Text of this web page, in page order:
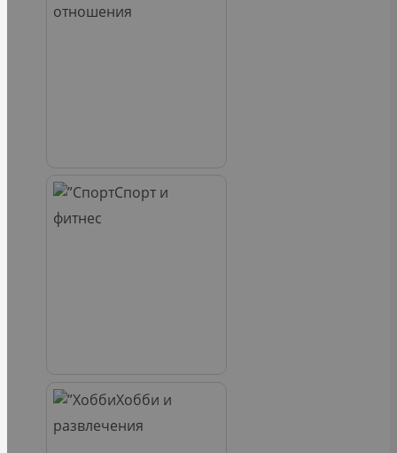
отношения
Спорт и
фитнес
Хобби и
развлечения